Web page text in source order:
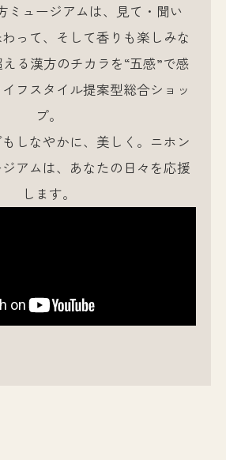
ミュージアムは、見て・聞い
って、そして香りも楽しみな
る漢方のチカラを“五感”で感
フスタイル提案型総合ショッ
プ。
しなやかに、美しく。ニホン
ジアムは、あなたの日々を応援
します。